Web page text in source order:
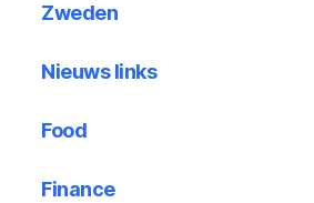
Zweden
Nieuws links
Food
Finance